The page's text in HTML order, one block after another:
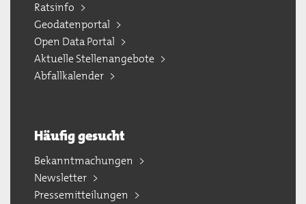
Ratsinfo
Geodatenportal
Open Data Portal
Aktuelle Stellenangebote
Abfallkalender
Häufig gesucht
Bekanntmachungen
Newsletter
Pressemitteilungen